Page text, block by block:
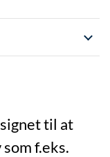
til at
f.eks.